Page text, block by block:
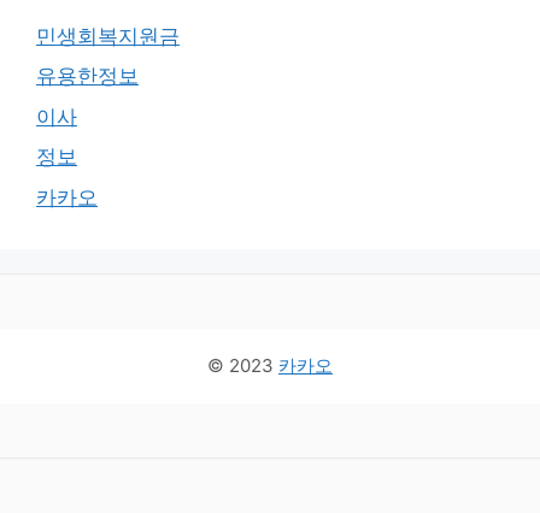
민생회복지원금
유용한정보
이사
정보
카카오
© 2023 카카오